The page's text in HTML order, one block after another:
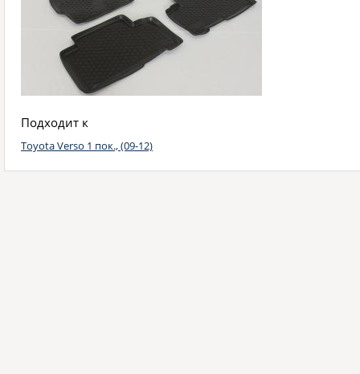
Подходит к
Toyota Verso 1 пок., (09-12)